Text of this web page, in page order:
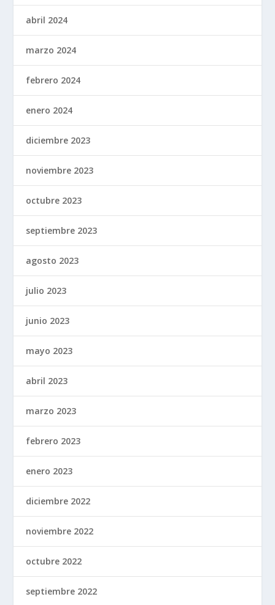
abril 2024
marzo 2024
febrero 2024
enero 2024
diciembre 2023
noviembre 2023
octubre 2023
septiembre 2023
agosto 2023
julio 2023
junio 2023
mayo 2023
abril 2023
marzo 2023
febrero 2023
enero 2023
diciembre 2022
noviembre 2022
octubre 2022
septiembre 2022